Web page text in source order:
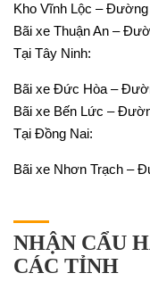
Kho Vĩnh Lộc –
Bãi xe Thuận An –
Tại Tây Ninh:
Bãi xe Đức Hòa –
Bãi xe Bến Lức –
Tại Đồng Nai:
Bãi xe Nhơn Trạch –
NHẬN CẨU
CÁC TỈNH